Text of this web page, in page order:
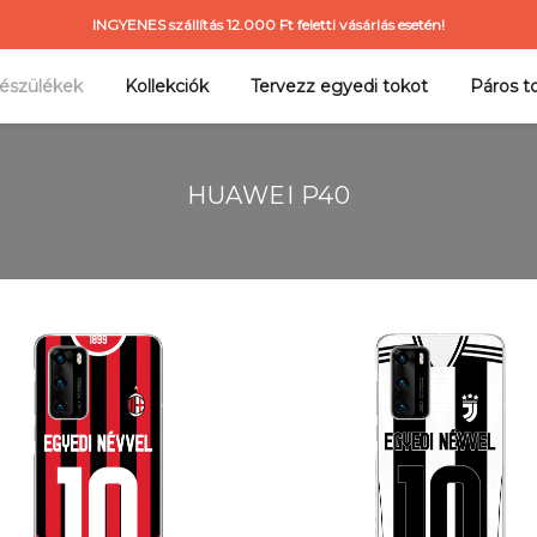
INGYENES szállítás 12.000 Ft feletti vásárlás esetén!
Kollekciók Tervezz egyedi tokot Páros
HUAWEI P40